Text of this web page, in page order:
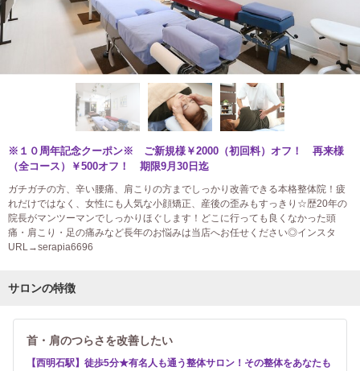
※１０周年記念クーポン※ ご新規様￥2000（初回料）オフ！ 再来様
（全コース）￥500オフ！ 期限9月30日迄
ガチガチの方、辛い腰痛、肩こりの方までしっかり改善できる本格整体院！疲
れだけではなく、女性にも人気な小顔矯正、産後の歪みもすっきり☆歴20年の
院長がマンツーマンでしっかりほぐします！どこに行っても良くなかった頭
痛・肩こり・足の痛みなど長年のお悩みは当店へお任せください◎インスタ
URL→serapia6696
サロンの特徴
首・肩のつらさを改善したい
【西明石駅】徒歩5分★有名人も通う整体サロン！その整体をあなたも